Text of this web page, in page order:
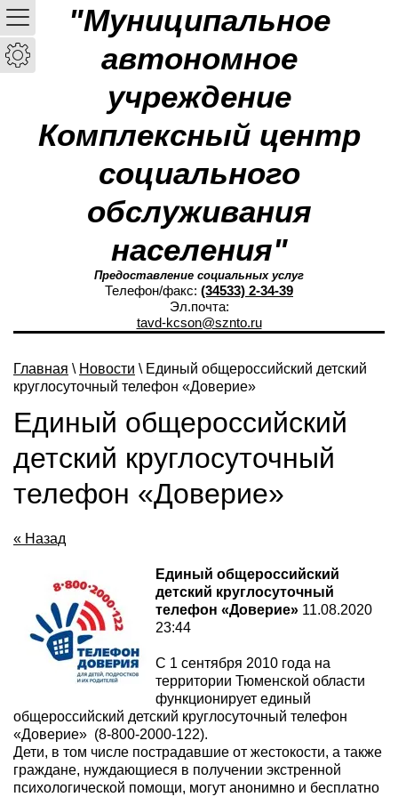
"Муниципальное
автономное
учреждение
Комплексный центр
социального
обслуживания
населения"
Предоставление социальных услуг
Телефон/факс: (34533) 2-34-39
Эл.почта:
tavd-kcson@sznto.ru
Главная \ Новости \ Единый общероссийский детский
круглосуточный телефон «Доверие»
Единый общероссийский
детский круглосуточный
телефон «Доверие»
« Назад
Единый общероссийский
детский круглосуточный
телефон «Доверие» 11.08.2020
23:44
С 1 сентября 2010 года на
территории Тюменской области
функционирует единый
общероссийский детский круглосуточный телефон
«Доверие» (8-800-2000-122).
Дети, в том числе пострадавшие от жестокости, а также
граждане, нуждающиеся в получении экстренной
психологической помощи, могут анонимно и бесплатно